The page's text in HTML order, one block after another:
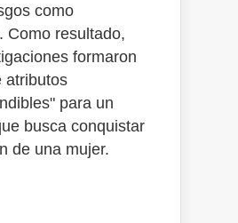
como
Como resultado,
formaron
atributos
para un
busca conquistar
de una mujer.